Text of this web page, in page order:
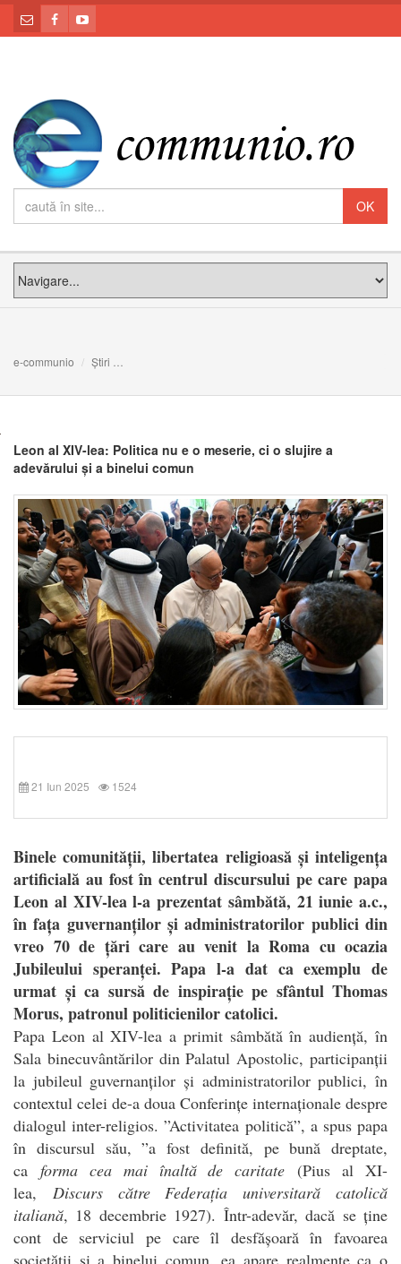
e-communio Știri
Leon al XIV-lea: Politica nu e o meserie, ci o slujire a
adevărului și a binelui comun
21 Iun 2025 1524
Binele comunității, libertatea religioasă și inteligența
artificială au fost în centrul discursului pe care papa
Leon al XIV-lea l-a prezentat sâmbătă, 21 iunie a.c.,
în fața guvernanților și administratorilor publici din
vreo 70 de țări care au venit la Roma cu ocazia
Jubileului speranței. Papa l-a dat ca exemplu de
urmat și ca sursă de inspirație pe sfântul Thomas
Morus, patronul politicienilor catolici.
Papa Leon al XIV-lea a primit sâmbătă în audiență, în
Sala binecuvântărilor din Palatul Apostolic, participanții
la jubileul guvernanților și administratorilor publici, în
contextul celei de-a doua Conferințe internaționale despre
dialogul inter-religios. ”Activitatea politică”, a spus papa
în discursul său, ”a fost definită, pe bună dreptate,
ca forma cea mai înaltă de caritate (Pius al XI-
lea, Discurs către Federația universitară catolică
italiană, 18 decembrie 1927). Într-adevăr, dacă se ține
cont de serviciul pe care îl desfășoară în favoarea
societății și a binelui comun, ea apare realmente ca o